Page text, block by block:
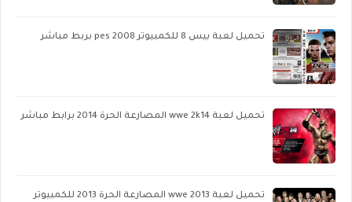
تحميل لعبة بيس 8 للكمبيوتر pes 2008 بربط مباشر
تحميل لعبة wwe 2k14 المصارعة الحرة 2014 برابط مباشر
تحميل لعبة wwe 2013 المصارعة الحرة 2013 للكمبيوتر